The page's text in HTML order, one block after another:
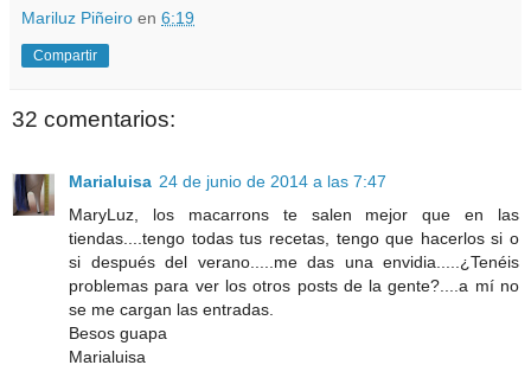
Mariluz Piñeiro en 6:19
Compartir
32 comentarios:
Marialuisa 24 de junio de 2014 a las 7:47
MaryLuz, los macarrons te salen mejor que en las
tiendas....tengo todas tus recetas, tengo que hacerlos si o
si después del verano.....me das una envidia.....¿Tenéis
problemas para ver los otros posts de la gente?....a mí no
se me cargan las entradas.
Besos guapa
Marialuisa